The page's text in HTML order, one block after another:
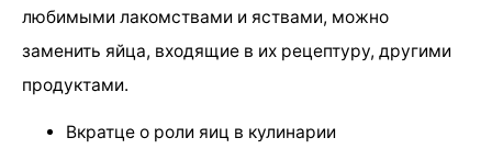
любимыми лакомствами и яствами, можно
заменить яйца, входящие в их рецептуру, другими
продуктами.
Вкратце о роли яиц в кулинарии